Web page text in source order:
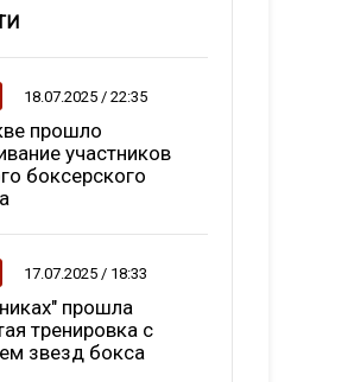
18.07.2025 / 22:35
прошло
участников
боксерского
17.07.2025 / 18:33
прошла
тренировка с
звезд бокса